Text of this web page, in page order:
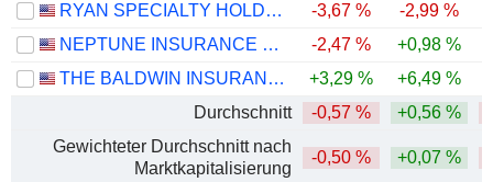
RYAN SPECIALTY HOLDINGS, INC.
-3,67 % -2,99 %
NEPTUNE INSURANCE HOLDINGS INC.
-2,47 %
+0,98 %
THE BALDWIN INSURANCE GROUP, INC.
+3,29 % +6,49 %
Durchschnitt
-0,57 % +0,56 %
Gewichteter Durchschnitt nach
Marktkapitalisierung
-0,50 % +0,07 %